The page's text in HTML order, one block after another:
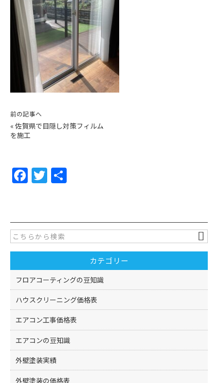
前の記事へ
« 佐賀県で目隠し対策フィルム
を施工
F
a
e
b
o
o
k
T
w
er
カテゴリー
フロアコーティングの豆知識
ハウスクリーニング価格表
エアコン工事価格表
エアコンの豆知識
外壁塗装実績
外壁塗装の価格表